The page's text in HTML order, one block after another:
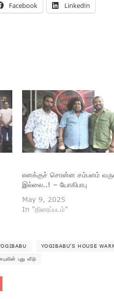
Facebook LinkedIn
எனக்குச் சொன்ன சம்பளம்
இல்லை..! – யோகிபாபு
May 9, 2025
In "திரைப்படம்"
YOGIBABU'S HOUSE
புது வீடு